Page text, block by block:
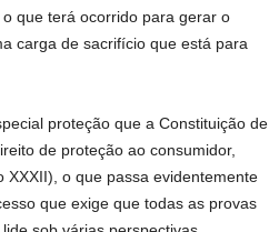
que terá ocorrido para gerar o
carga de sacrifício que está para
proteção que a Constituição de
de proteção ao consumidor,
o que passa evidentemente
que exige que todas as provas